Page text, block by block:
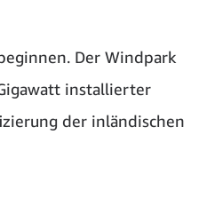
Der Windpark
installierter
der inländischen